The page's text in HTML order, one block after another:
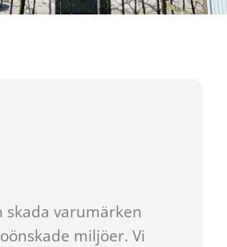
skada varumärken
miljöer. Vi